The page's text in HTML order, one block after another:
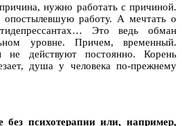
нужно работать с причиной.
опостылевшую работу. А мечтать о
Это ведь обман
уровне. Причем, временный.
не действуют постоянно. Корень
душа у человека по-прежнему
без психотерапии или, например,